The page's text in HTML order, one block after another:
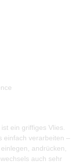
ein griffiges Vlies.
einfach verarbeiten –
andrücken,
auch sehr